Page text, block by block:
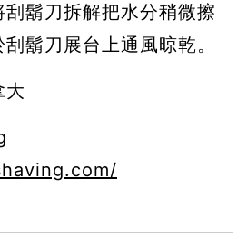
鬍刀拆解把水分稍微擦
鬍刀展台上通風晾乾。
大